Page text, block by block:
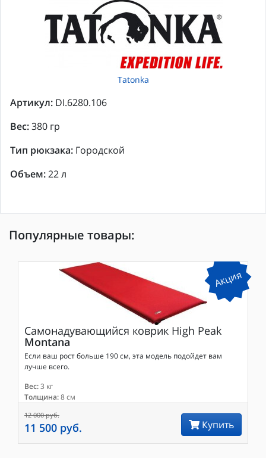
Tatonka
Артикул: DI.6280.106
Вес:380 гр
Тип рюкзака: Городской
Объем:22 л
Популярные товары:
Акция
Самонадувающийся коврик High Peak
Montana
Если ваш рост больше 190 см, эта модель подойдет вам
лучше всего.
Вес:3 кг
Толщина:8 см
12 000 руб.
11 500 руб. Купить